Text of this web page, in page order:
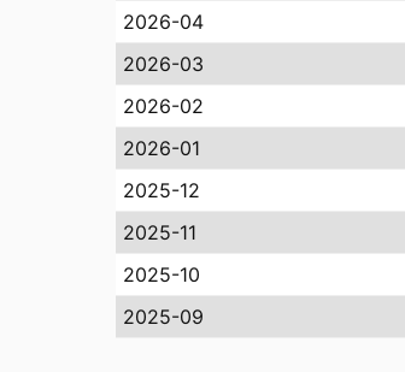
2026-04
2026-03
2026-02
2026-01
2025-12
2025-11
2025-10
2025-09